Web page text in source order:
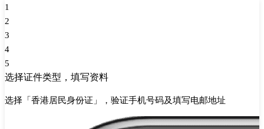
1
2
3
4
5
选择证件类型，填写资料
选择「香港居民身份证」，验证手机号码及填写电邮地址